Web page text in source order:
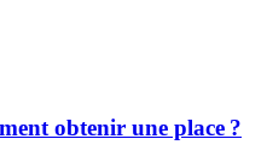
obtenir une place ?